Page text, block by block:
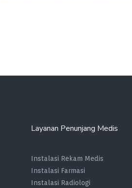
Layanan Penunjang Medis
Instalasi Rekam Medis
Instalasi Farmasi
Instalasi Radiologi